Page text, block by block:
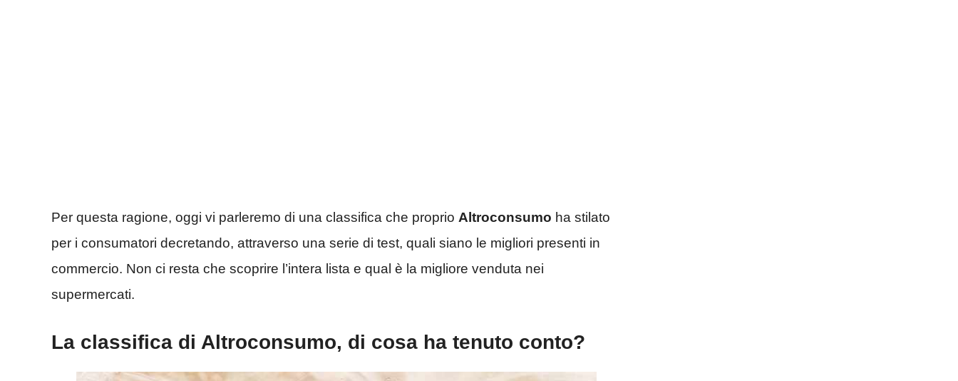
Per questa ragione, oggi vi parleremo di una classifica che proprio Altroconsumo ha stilato
per i consumatori decretando, attraverso una serie di test, quali siano le migliori presenti in
commercio. Non ci resta che scoprire l’intera lista e qual è la migliore venduta nei
supermercati.
La classifica di Altroconsumo, di cosa ha tenuto conto?